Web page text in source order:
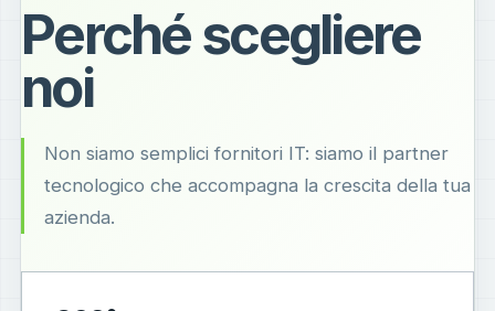
Perché scegliere
noi
Non siamo semplici fornitori IT: siamo il partner
tecnologico che accompagna la crescita della tua
azienda.